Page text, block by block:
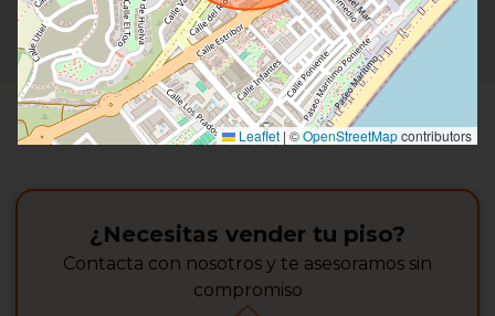
Leaflet | ©OpenStreetMapcontributors
¿Necesitas vender tu piso?
Contacta con nosotros y te asesoramos sin
compromiso